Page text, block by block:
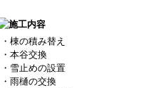
・棟の積み替え
・本谷交換
・雪止めの設置
・雨樋の交換